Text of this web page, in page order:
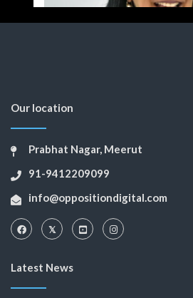
Our location
Prabhat Nagar, Meerut
91-9412209099
info@oppositiondigital.com
Latest News